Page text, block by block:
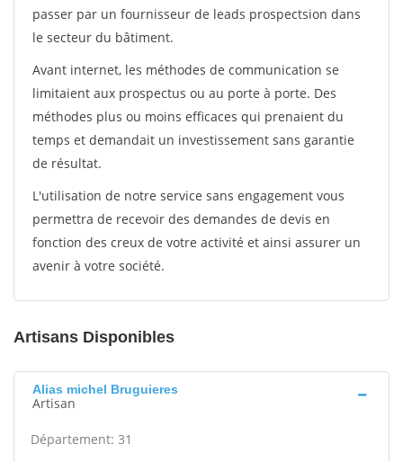
passer par un fournisseur de leads prospectsion dans
le secteur du bâtiment.
Avant internet, les méthodes de communication se
limitaient aux prospectus ou au porte à porte. Des
méthodes plus ou moins efficaces qui prenaient du
temps et demandait un investissement sans garantie
de résultat.
L'utilisation de notre service sans engagement vous
permettra de recevoir des demandes de devis en
fonction des creux de votre activité et ainsi assurer un
avenir à votre société.
Artisans Disponibles
Alias michel Bruguieres
Artisan
Département: 31